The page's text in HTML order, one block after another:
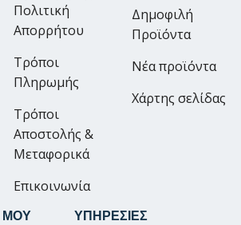
Πολιτική
Απορρήτου
Τρόποι
Πληρωμής
Τρόποι
Αποστολής &
Μεταφορικά
Επικοινωνία
Δημοφιλή
Προϊόντα
Νέα προϊόντα
Χάρτης σελίδας
ΜΟΥ ΥΠΗΡΕΣΙΕΣ